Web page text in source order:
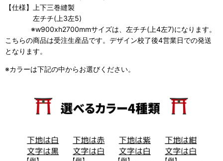
【仕様】上下三巻縫製
左チチ(上3左5)
※w900xh2700mmサイズは、左チチ(上4左7)になります。
こちらの商品は受注生産品です。デザイン校了後4営業日での発送
となります。
※カラーは下記の中からお選びください。